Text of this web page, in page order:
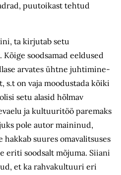
puutoikast tehtud
ta kirjutab setu
soodsamad eeldused
arvates ühtne juhtimine-
s.t on vaja moodustada kõiki
setu alasid hõlmav
ja kultuuritöö paremaks
pole autor maininud,
suures omavalitsuses
eriti soodsalt mõjuma. Siiani
et ka rahvakultuuri eri